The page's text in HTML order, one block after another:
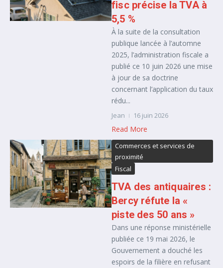
fisc précise la TVA à
5,5 %
À la suite de la consultation
publique lancée à l’automne
2025, l’administration fiscale a
publié ce 10 juin 2026 une mise
à jour de sa doctrine
concernant l’application du taux
rédu...
Jean 16 juin 2026
Read More
Commerces et services de
proximité
Fiscal
TVA des antiquaires :
Bercy réfute la «
piste des 50 ans »
Dans une réponse ministérielle
publiée ce 19 mai 2026, le
Gouvernement a douché les
espoirs de la filière en refusant